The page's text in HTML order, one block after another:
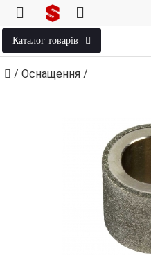
Каталог товарів
/ Оснащення /